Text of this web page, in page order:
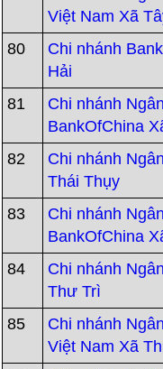
Việt Nam Xã
80
Chi nhánh
Hải
81
Chi nhánh
BankOfChina
82
Chi nhánh
Thái Thụy
83
Chi nhánh
BankOfChina
84
Chi nhánh
Thư Trì
85
Chi nhánh
Việt Nam Xã